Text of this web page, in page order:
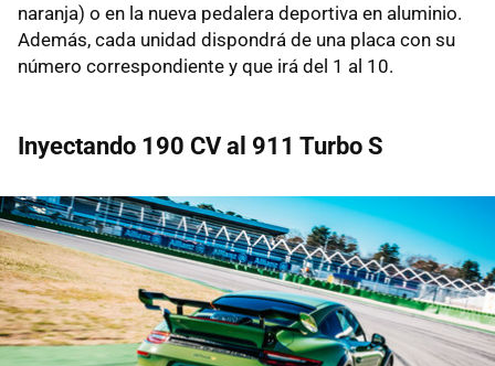
naranja) o en la nueva pedalera deportiva en aluminio.
Además, cada unidad dispondrá de una placa con su
número correspondiente y que irá del 1 al 10.
Inyectando 190 CV al 911 Turbo S